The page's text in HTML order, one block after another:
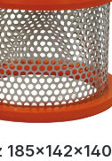
185x142x140